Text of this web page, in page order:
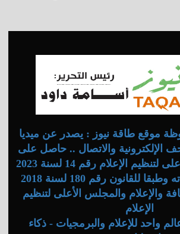
موقع طاقة نيوز : يصدر عن ميديا
الإلكترونية والاتصال .. حاصل على
ترخيص المجلس الأعلى لتنظيم الإعلام رقم 14 لسنة 2023
ويعمل وفقا لقراراته وطبقا للقانون رقم 180 لسنة 2018
والإعلام والمجلس الأعلى لتنظيم
الإعلام
واحد للإعلام والبرمجيات - ذكاء